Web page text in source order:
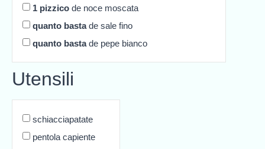
1 pizzico de noce moscata
quanto bastade sale fino
quanto bastade pepe bianco
Utensili
schiacciapatate
pentola capiente